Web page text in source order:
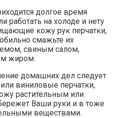
долгое время
работать на холоде и нету
кожу рук перчатки,
смажьте их
свиным салом,
жиром.
домашних дел следует
виниловые перчатки,
растительным или
Ваши руки и в тоже
веществами.